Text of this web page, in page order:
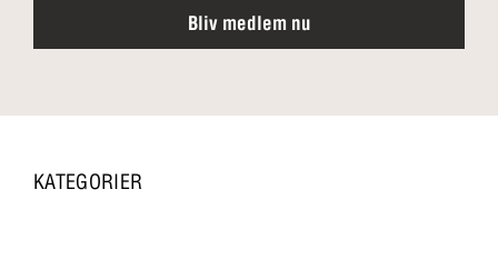
Bliv medlem nu
KATEGORIER